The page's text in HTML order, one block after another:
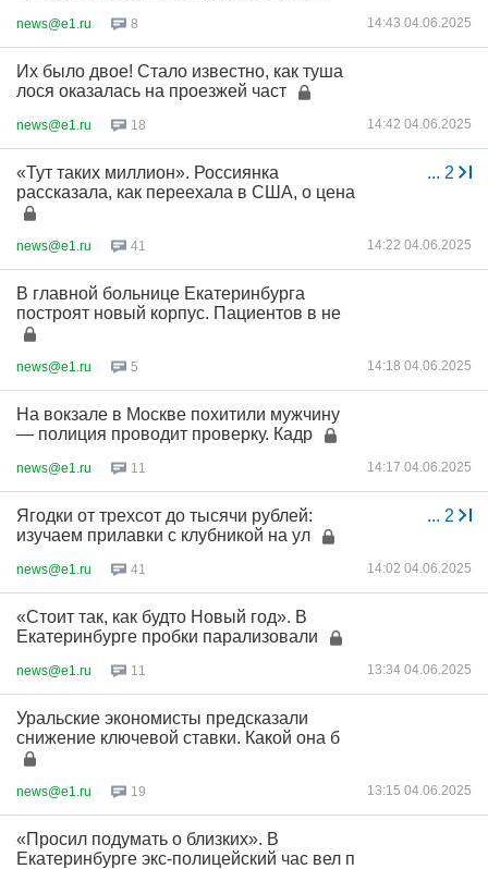
news@e1.ru 8 14:43 04.06.2025
Их было двое! Стало известно, как туша
лося оказалась на проезжей част
news@e1.ru 18 14:42 04.06.2025
... 2
«Тут таких миллион». Россиянка
рассказала, как переехала в США, о цена
news@e1.ru 41 14:22 04.06.2025
В главной больнице Екатеринбурга
построят новый корпус. Пациентов в не
news@e1.ru 5 14:18 04.06.2025
На вокзале в Москве похитили мужчину
— полиция проводит проверку. Кадр
news@e1.ru 11 14:17 04.06.2025
... 2
Ягодки от трехсот до тысячи рублей:
изучаем прилавки с клубникой на ул
news@e1.ru 41 14:02 04.06.2025
«Стоит так, как будто Новый год». В
Екатеринбурге пробки парализовали
news@e1.ru 11 13:34 04.06.2025
Уральские экономисты предсказали
снижение ключевой ставки. Какой она б
news@e1.ru 19 13:15 04.06.2025
«Просил подумать о близких». В
Екатеринбурге экс-полицейский час вел п